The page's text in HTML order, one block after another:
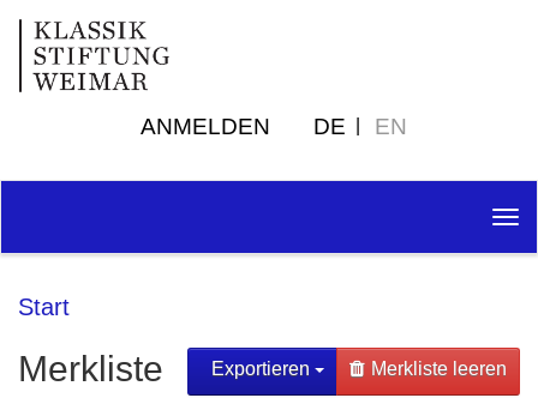
ANMELDEN DE EN
Start
Exportieren Merkliste leeren
Merkliste